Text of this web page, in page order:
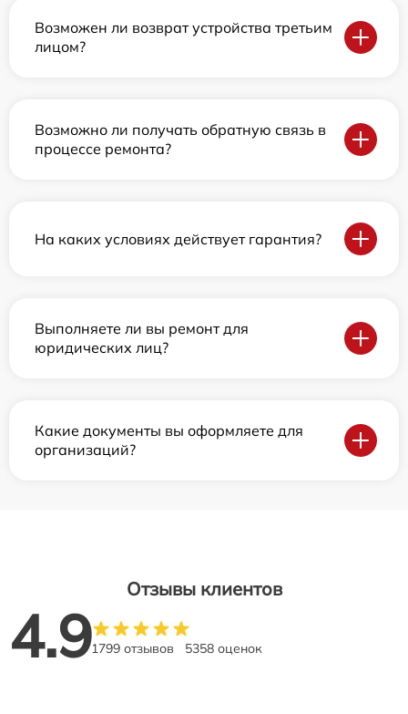
Возможен ли возврат устройства третьим
лицом?
Возможно ли получать обратную связь в
процессе ремонта?
На каких условиях действует гарантия?
Выполняете ли вы ремонт для
юридических лиц?
Какие документы вы оформляете для
организаций?
Отзывы клиентов
4.91799 отзывов 5358 оценок